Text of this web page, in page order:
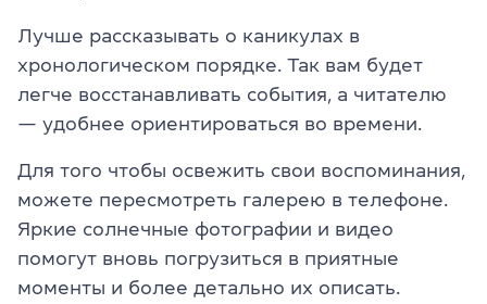
Лучше рассказывать о каникулах в
хронологическом порядке. Так вам будет
легче восстанавливать события, а читателю
— удобнее ориентироваться во времени.
Для того чтобы освежить свои воспоминания,
можете пересмотреть галерею в телефоне.
Яркие солнечные фотографии и видео
помогут вновь погрузиться в приятные
моменты и более детально их описать.